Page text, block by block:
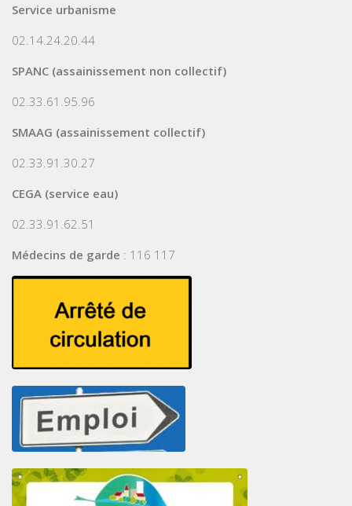
Service urbanisme
02.14.24.20.44
SPANC (assainissement non collectif)
02.33.61.95.96
SMAAG (assainissement collectif)
02.33.91.30.27
CEGA (service eau)
02.33.91.62.51
Médecins de garde : 116 117